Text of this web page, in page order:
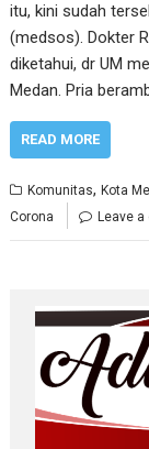
itu, kini sudah
(medsos). Dokter
diketahui, dr UM
Medan. Pria
READ MORE
Komunitas,Kota
Corona
Leave